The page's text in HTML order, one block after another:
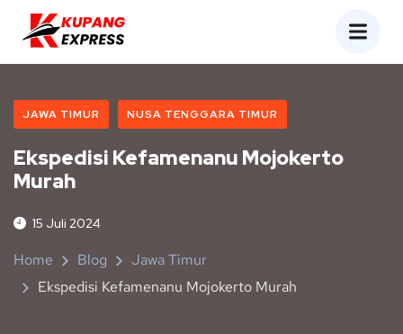
JAWA TIMUR NUSA TENGGARA TIMUR
Ekspedisi Kefamenanu Mojokerto
Murah
15 Juli 2024
Home Blog
Jawa Timur
Ekspedisi Kefamenanu Mojokerto Murah